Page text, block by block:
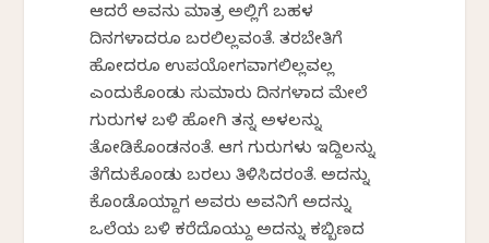
ಆದರೆ ಅವನು ಮಾತ್ರ ಅಲ್ಲಿಗೆ ಬಹಳ
ದಿನಗಳಾದರೂ ಬರಲಿಲ್ಲವಂತೆ. ತರಬೇತಿಗೆ
ಹೋದರೂ ಉಪಯೋಗವಾಗಲಿಲ್ಲವಲ್ಲ
ಎಂದುಕೊಂಡು ಸುಮಾರು ದಿನಗಳಾದ ಮೇಲೆ
ಗುರುಗಳ ಬಳಿ ಹೋಗಿ ತನ್ನ ಅಳಲನ್ನು
ತೋಡಿಕೊಂಡನಂತೆ. ಆಗ ಗುರುಗಳು ಇದ್ದಿಲನ್ನು
ತೆಗೆದುಕೊಂಡು ಬರಲು ತಿಳಿಸಿದರಂತೆ. ಅದನ್ನು
ಕೊಂಡೊಯ್ದಾಗ ಅವರು ಅವನಿಗೆ ಅದನ್ನು
ಒಲೆಯ ಬಳಿ ಕರೆದೊಯ್ದು ಅದನ್ನು ಕಬ್ಬಿಣದ